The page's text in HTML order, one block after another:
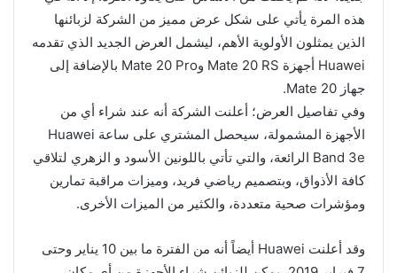
هذه المرة يأتي على شكل عرض مميز من الشركة لزبائنها
الذين يمثلون الأولوية الأهم، ليشمل العرض الجديد الذي تقدمه
Huawei أجهزة Mate 20 RS وMate 20 Pro بالإضافة إلى
جهاز Mate 20.
وفي تفاصيل العرض؛ أعلنت الشركة أنه عند شراء أي من
الأجهزة المشمولة، سيحصل المشتري على ساعة Huawei
Band 3e الرائعة، والتي تأتي باللونين الأسود و الزهري لتلاقي
كافة الأذواق، وبتصميم رياضي فريد، وميزات مراقبة تمارين
ومؤشرات صحية متعددة، والكثير من الميزات الأخرى.
وقد أعلنت Huawei أيضاً أنه من الفترة ما بين 10 يناير وحتى